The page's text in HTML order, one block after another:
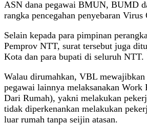
ASN dana pegawai BMUN, BUMD
rangka pencegahan penyebaran
Selain kepada para pimpinan
Pemprov NTT, surat tersebut juga
Kota dan para bupati di seluruh NTT.
Walau dirumahkan, VBL mewajibkan
pegawai lainnya melaksanakan Work
Dari Rumah), yakni melakukan
tidak diperkenankan melakukan
luar rumah tanpa seijin atasan.